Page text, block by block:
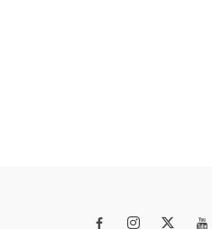
 